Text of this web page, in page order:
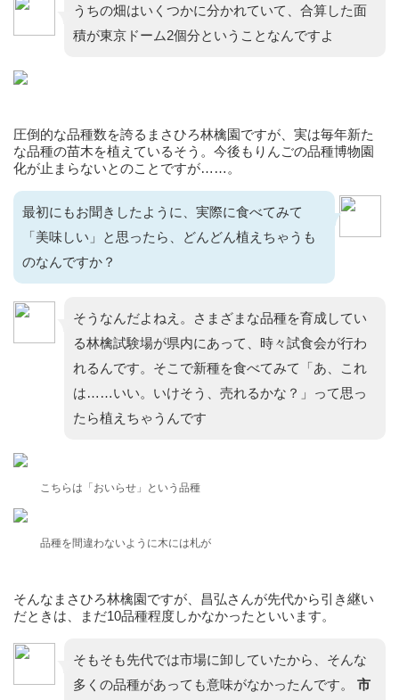
うちの畑はいくつかに分かれていて、合算した面
積が東京ドーム2個分ということなんですよ
圧倒的な品種数を誇るまさひろ林檎園ですが、実は毎年新た
な品種の苗木を植えているそう。今後もりんごの品種博物園
化が止まらないとのことですが……。
最初にもお聞きしたように、実際に食べてみて
「美味しい」と思ったら、どんどん植えちゃうも
のなんですか？
そうなんだよねえ。さまざまな品種を育成してい
る林檎試験場が県内にあって、時々試食会が行わ
れるんです。そこで新種を食べてみて「あ、これ
は……いい。いけそう、売れるかな？」って思っ
たら植えちゃうんです
こちらは「おいらせ」という品種
品種を間違わないように木には札が
そんなまさひろ林檎園ですが、昌弘さんが先代から引き継い
だときは、まだ10品種程度しかなかったといいます。
そもそも先代では市場に卸していたから、そんな
多くの品種があっても意味がなかったんです。 市